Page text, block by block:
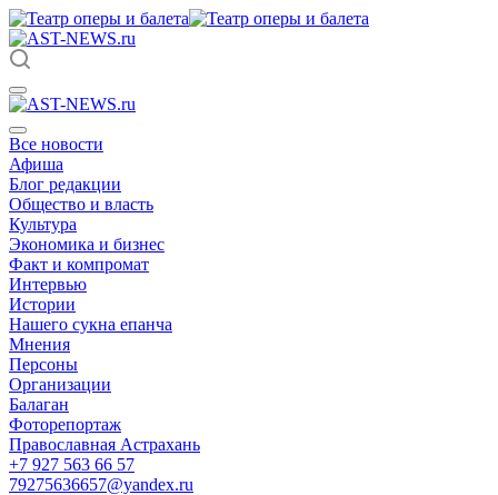
Все новости
Афиша
Блог редакции
Общество и власть
Культура
Экономика и бизнес
Факт и компромат
Интервью
Истории
Нашего сукна епанча
Мнения
Персоны
Организации
Балаган
Фоторепортаж
Православная Астрахань
+7 927 563 66 57
79275636657@yandex.ru